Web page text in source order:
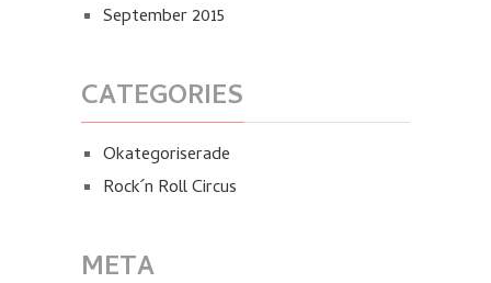
September 2015
CATEGORIES
Okategoriserade
Rock´n Roll Circus
META